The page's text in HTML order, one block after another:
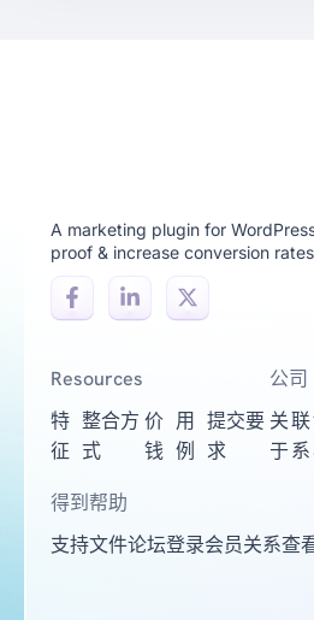
A marketing plugin for
proof & increase conversion
Resources
特
征
整合方
式
价
钱
用
例
提交要
求
公司
关
于
联
系
得到帮助
支持文件论坛登录会员关系查